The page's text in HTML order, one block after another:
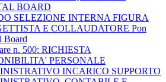
BOARD
SELEZIONE INTERNA FIGURA
E COLLAUDATORE Pon
Board
n. 500: RICHIESTA
PERSONALE
INCARICO SUPPORTO